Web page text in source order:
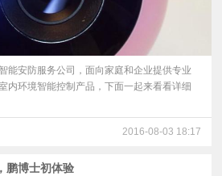
能安防服务公司，面向家庭和企业提供专业
内环境智能控制产品，下面一起来看看详细
2016-08-03 18:17
鹏博士初体验